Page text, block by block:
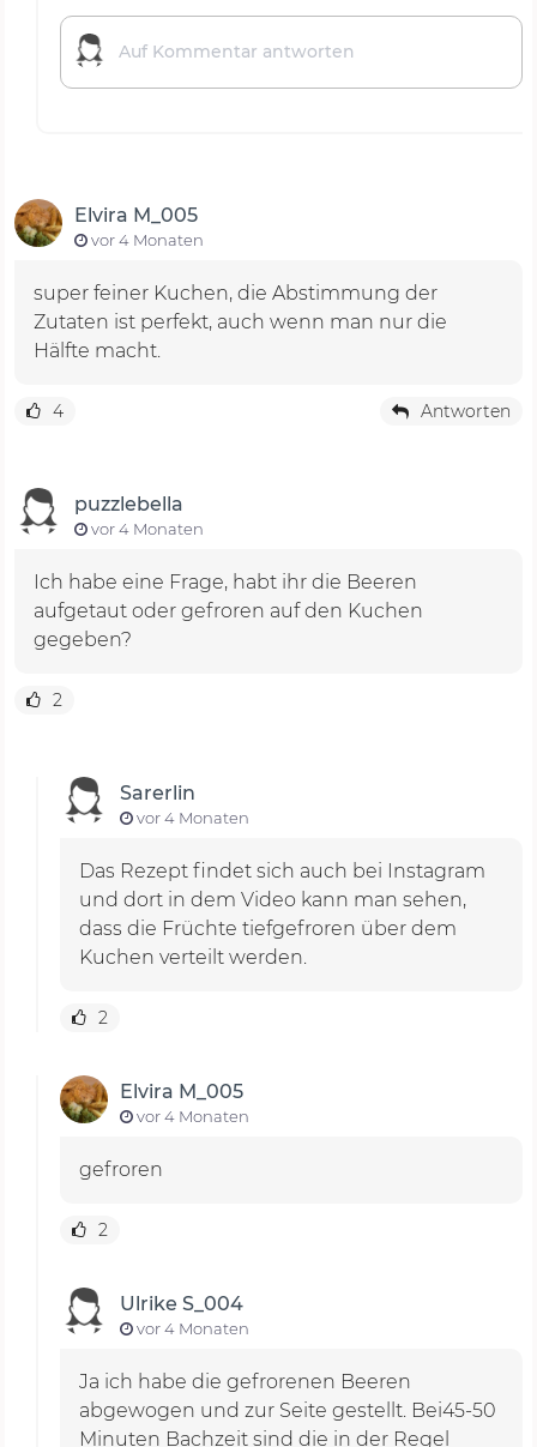
Elvira M_005
vor 4 Monaten
super feiner Kuchen, die Abstimmung der
Zutaten ist perfekt, auch wenn man nur die
Hälfte macht.
4 Antworten
puzzlebella
vor 4 Monaten
Ich habe eine Frage, habt ihr die Beeren
aufgetaut oder gefroren auf den Kuchen
gegeben?
2
Sarerlin
vor 4 Monaten
Das Rezept findet sich auch bei Instagram
und dort in dem Video kann man sehen,
dass die Früchte tiefgefroren über dem
Kuchen verteilt werden.
2
Elvira M_005
vor 4 Monaten
gefroren
2
Ulrike S_004
vor 4 Monaten
Ja ich habe die gefrorenen Beeren
abgewogen und zur Seite gestellt. Bei45-50
Minuten Bachzeit sind die in der Regel